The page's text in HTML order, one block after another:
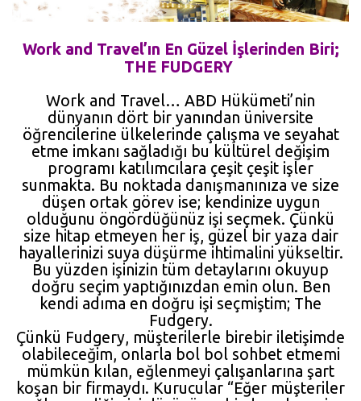
Work and Travel’ın En Güzel İşlerinden Biri;
THE FUDGERY
Work and Travel… ABD Hükümeti’nin
dünyanın dört bir yanından üniversite
öğrencilerine ülkelerinde çalışma ve seyahat
etme imkanı sağladığı bu kültürel değişim
programı katılımcılara çeşit çeşit işler
sunmakta. Bu noktada danışmanınıza ve size
düşen ortak görev ise; kendinize uygun
olduğunu öngördüğünüz işi seçmek. Çünkü
size hitap etmeyen her iş, güzel bir yaza dair
hayallerinizi suya düşürme ihtimalini yükseltir.
Bu yüzden işinizin tüm detaylarını okuyup
doğru seçim yaptığınızdan emin olun. Ben
kendi adıma en doğru işi seçmiştim; The
Fudgery.
Çünkü Fudgery, müşterilerle birebir iletişimde
olabileceğim, onlarla bol bol sohbet etmemi
mümkün kılan, eğlenmeyi çalışanlarına şart
koşan bir firmaydı. Kurucular “Eğer müşteriler